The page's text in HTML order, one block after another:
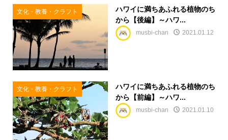
文化・教養・クラフト
ハワイに満ちあふれる植物のち
から【後編】～ハワ...
musbi-chan 2021.01.12
文化・教養・クラフト
ハワイに満ちあふれる植物のち
から【前編】～ハワ...
musbi-chan 2021.01.10